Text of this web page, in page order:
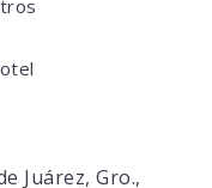
Juárez, Gro.,